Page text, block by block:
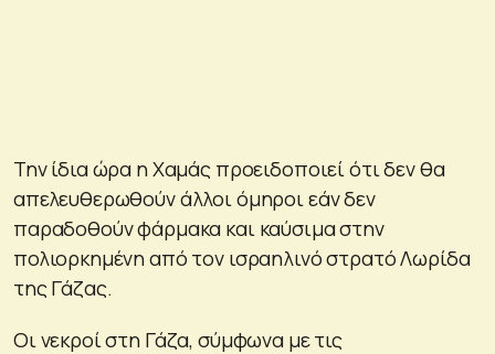
Την ίδια ώρα η Χαμάς προειδοποιεί ότι δεν θα
απελευθερωθούν άλλοι όμηροι εάν δεν
παραδοθούν φάρμακα και καύσιμα στην
πολιορκημένη από τον ισραηλινό στρατό Λωρίδα
της Γάζας.
Οι νεκροί στη Γάζα, σύμφωνα με τις